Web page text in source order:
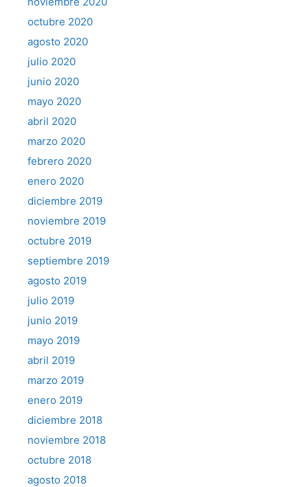
octubre 2020
agosto 2020
julio 2020
junio 2020
mayo 2020
abril 2020
marzo 2020
febrero 2020
enero 2020
diciembre 2019
noviembre 2019
octubre 2019
septiembre 2019
agosto 2019
julio 2019
junio 2019
mayo 2019
abril 2019
marzo 2019
enero 2019
diciembre 2018
noviembre 2018
octubre 2018
agosto 2018